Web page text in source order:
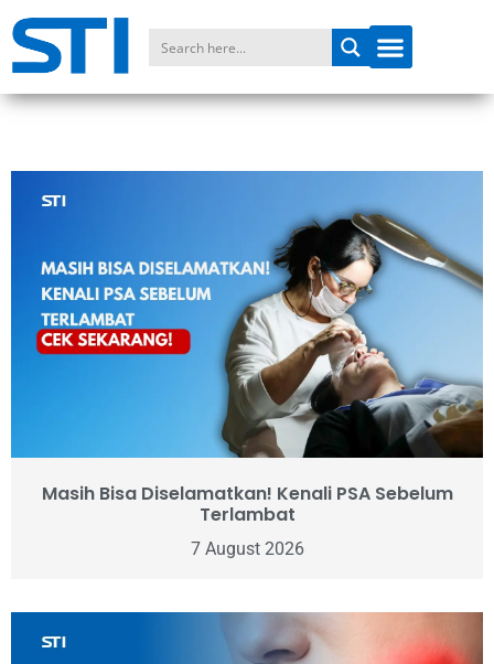
Masih Bisa Diselamatkan! Kenali PSA Sebelum
Terlambat
7 August 2026